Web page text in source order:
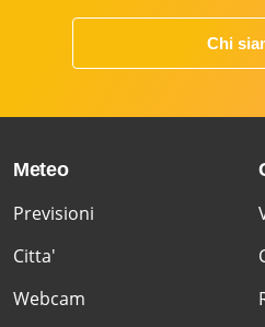
Chi
Meteo
Previsioni
Citta'
Webcam